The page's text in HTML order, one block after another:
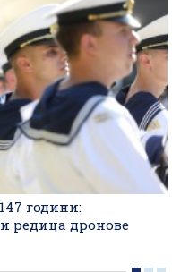
години:
редица дронове